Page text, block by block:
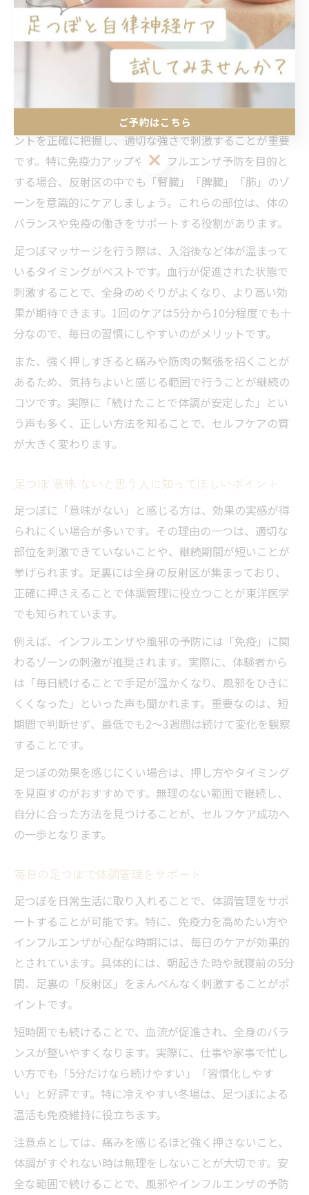
足つぼマッサージで体調を整える
足つぼマッサージを最大限に活かすためには、押すポイ
ントを正確に把握し、適切な強さで刺激することが重要
です。特に免疫力アップやインフルエンザ予防を目的と
する場合、反射区の中でも「腎臓」「脾臓」「肺」のゾ
ーンを意識的にケアしましょう。これらの部位は、体の
バランスや免疫の働きをサポートする役割があります。
足つぼマッサージを行う際は、入浴後など体が温まって
いるタイミングがベストです。血行が促進された状態で
刺激することで、全身のめぐりがよくなり、より高い効
果が期待できます。1回のケアは5分から10分程度でも十
分なので、毎日の習慣にしやすいのがメリットです。
また、強く押しすぎると痛みや筋肉の緊張を招くことが
あるため、気持ちよいと感じる範囲で行うことが継続の
コツです。実際に「続けたことで体調が安定した」とい
う声も多く、正しい方法を知ることで、セルフケアの質
が大きく変わります。
足つぼ 意味 ないと思う人に知ってほしいポイント
足つぼに「意味がない」と感じる方は、効果の実感が得
られにくい場合が多いです。その理由の一つは、適切な
部位を刺激できていないことや、継続期間が短いことが
挙げられます。足裏には全身の反射区が集まっており、
正確に押さえることで体調管理に役立つことが東洋医学
でも知られています。
例えば、インフルエンザや風邪の予防には「免疫」に関
わるゾーンの刺激が推奨されます。実際に、体験者から
は「毎日続けることで手足が温かくなり、風邪をひきに
くくなった」といった声も聞かれます。重要なのは、短
期間で判断せず、最低でも2〜3週間は続けて変化を観察
することです。
足つぼの効果を感じにくい場合は、押し方やタイミング
を見直すのがおすすめです。無理のない範囲で継続し、
自分に合った方法を見つけることが、セルフケア成功へ
の一歩となります。
毎日の足つぼで体調管理をサポート
足つぼを日常生活に取り入れることで、体調管理をサポ
ートすることが可能です。特に、免疫力を高めたい方や
インフルエンザが心配な時期には、毎日のケアが効果的
とされています。具体的には、朝起きた時や就寝前の5分
間、足裏の「反射区」をまんべんなく刺激することがポ
イントです。
短時間でも続けることで、血流が促進され、全身のバラ
ンスが整いやすくなります。実際に、仕事や家事で忙し
い方でも「5分だけなら続けやすい」「習慣化しやす
い」と好評です。特に冷えやすい冬場は、足つぼによる
温活も免疫維持に役立ちます。
注意点としては、痛みを感じるほど強く押さないこと、
体調がすぐれない時は無理をしないことが大切です。安
全な範囲で続けることで、風邪やインフルエンザの予防
ご予約はこちら
ご予約はこちら